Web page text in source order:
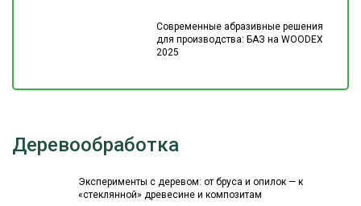
Современные абразивные решения
для производства: БАЗ на WOODEX
2025
Деревообработка
Эксперименты с деревом: от бруса и опилок — к
«стеклянной» древесине и композитам